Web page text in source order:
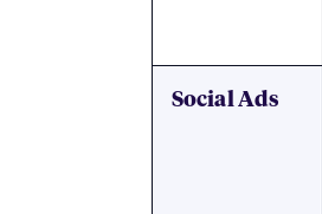
Social Ads